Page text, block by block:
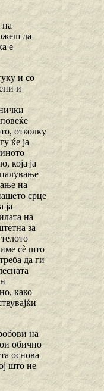
на
да
е
и со
и
отколку
ќе ја
која ја
на
срце
ја
на
за
сѐ што
да ги
како
на
обично
основа
што не